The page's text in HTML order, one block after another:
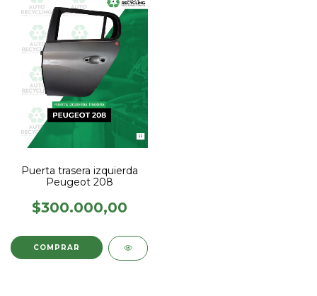
Puerta trasera izquierda
Peugeot 208
$300.000,00